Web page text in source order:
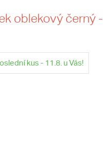
oblekový černý -
kus - 11.8. u Vás!